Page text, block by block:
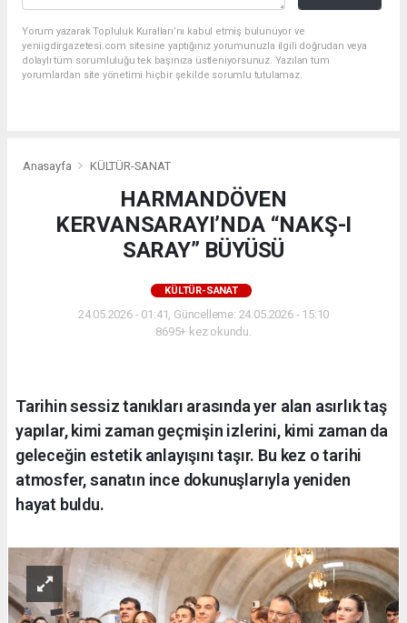
Yorum yazarak Topluluk Kuralları’nı kabul etmiş bulunuyor ve
yeniigdirgazetesi.com sitesine yaptığınız yorumunuzla ilgili doğrudan veya
dolaylı tüm sorumluluğu tek başınıza üstleniyorsunuz. Yazılan tüm
yorumlardan site yönetimi hiçbir şekilde sorumlu tutulamaz.
Anasayfa KÜLTÜR-SANAT
HARMANDÖVEN
KERVANSARAYI’NDA “NAKŞ-I
SARAY” BÜYÜSÜ
KÜLTÜR-SANAT
24.05.2026 - 01:41, Güncelleme: 24.05.2026 - 15:10
8695+ kez okundu.
Tarihin sessiz tanıkları arasında yer alan asırlık taş
yapılar, kimi zaman geçmişin izlerini, kimi zaman da
geleceğin estetik anlayışını taşır. Bu kez o tarihi
atmosfer, sanatın ince dokunuşlarıyla yeniden
hayat buldu.